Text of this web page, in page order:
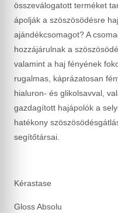
összeválogatott terméket
ápolják a szöszösödésre
ajándékcsomagot? A
hozzájárulnak a
valamint a haj fényének
rugalmas, káprázatosan
hialuron- és glikolsavval,
gazdagított hajápolók a
hatékony
segítőtársai.
Kérastase
Gloss Absolu